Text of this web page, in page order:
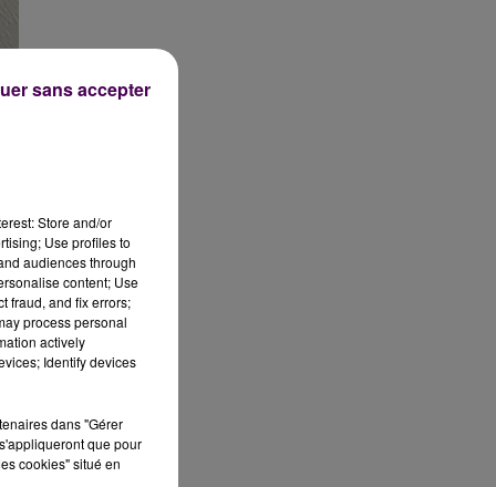
Store and/or
Use profiles to
audiences through
content; Use
fraud, and fix errors;
process personal
actively
Identify devices
dans "Gérer
que pour
cookies" situé en
sans accepter